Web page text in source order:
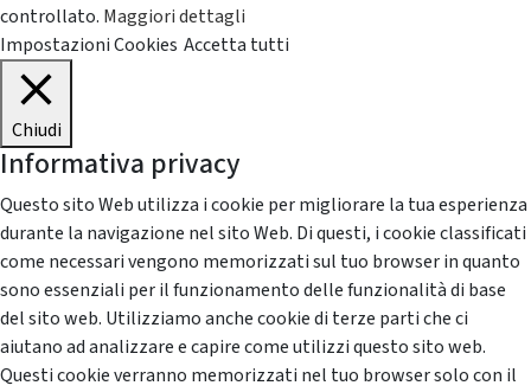
controllato. Maggiori dettagli
Impostazioni Cookies Accetta tutti
Chiudi
Informativa privacy
Questo sito Web utilizza i cookie per migliorare la tua esperienza
durante la navigazione nel sito Web. Di questi, i cookie classificati
come necessari vengono memorizzati sul tuo browser in quanto
sono essenziali per il funzionamento delle funzionalità di base
del sito web. Utilizziamo anche cookie di terze parti che ci
aiutano ad analizzare e capire come utilizzi questo sito web.
Questi cookie verranno memorizzati nel tuo browser solo con il